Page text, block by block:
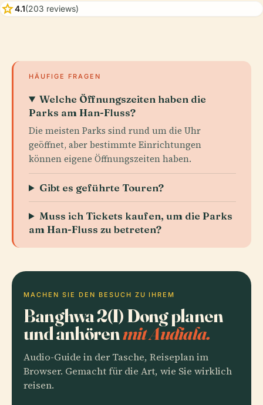
star4.1(203 reviews)
HÄUFIGE FRAGEN
Welche Öffnungszeiten haben die
Parks am Han-Fluss?
Die meisten Parks sind rund um die Uhr
geöffnet, aber bestimmte Einrichtungen
können eigene Öffnungszeiten haben.
Gibt es geführte Touren?
Muss ich Tickets kaufen, um die Parks
am Han-Fluss zu betreten?
MACHEN SIE DEN BESUCH ZU IHREM
Banghwa 2(I) Dong planen
und anhörenmit Audiala.
Audio-Guide in der Tasche, Reiseplan im
Browser. Gemacht für die Art, wie Sie wirklich
reisen.